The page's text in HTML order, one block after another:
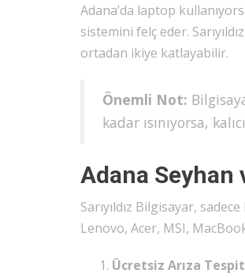
Adana’da laptop
sistemini felç eder.
ortadan ikiye katlayabilir.
Önemli Not:
kadar ısınıyorsa,
Adana Seyhan
Sarıyıldız Bilgisayar,
Lenovo, Acer, MSI,
Ücretsiz Arıza